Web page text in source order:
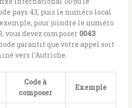
pays 43, puis le numéro local
pour joindre le numéro
vous devez composer 0043
garantit que votre appel soit
vers l’Autriche.
Code à
composer
Exemple